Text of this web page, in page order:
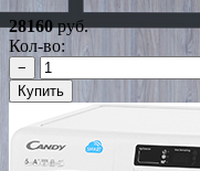
28160руб.
Кол-во:
−
Купить